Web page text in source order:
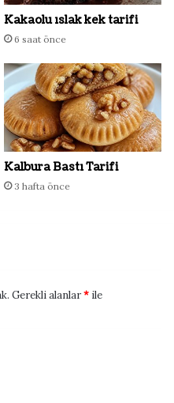
Kakaolu ıslak kek tarifi
6 saat önce
Kalbura Bastı Tarifi
3 hafta önce
Gerekli alanlar* ile